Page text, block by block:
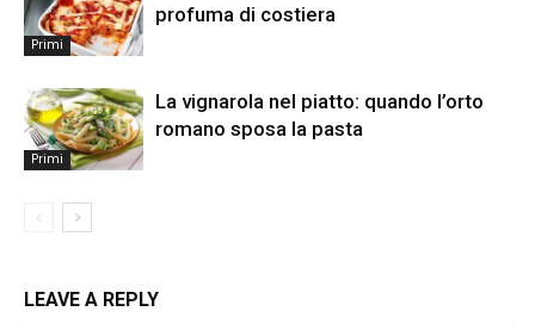
Primi
profuma di costiera
Primi
La vignarola nel piatto: quando l’orto
romano sposa la pasta
LEAVE A REPLY